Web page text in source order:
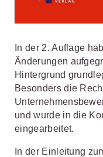
In der 2. Auflage
Änderungen
Hintergrund
Besonders die
und wurde in die
eingearbeitet.
In der Einleitung